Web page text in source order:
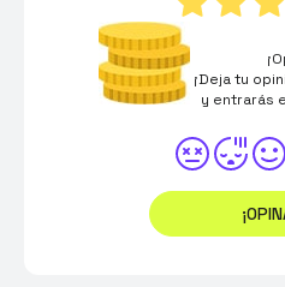
¡Deja tu
y entrarás